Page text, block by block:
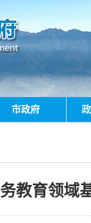
市政府
教育领域